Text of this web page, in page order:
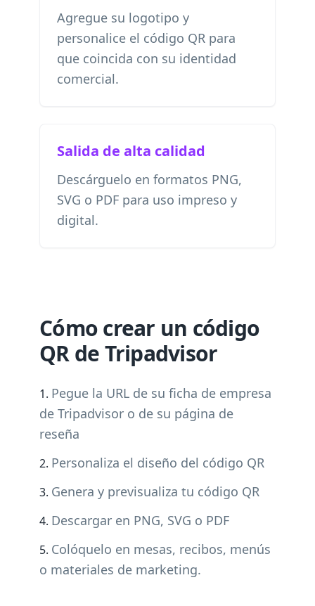
Agregue su logotipo y
personalice el código QR para
que coincida con su identidad
comercial.
Salida de alta calidad
Descárguelo en formatos PNG,
SVG o PDF para uso impreso y
digital.
Cómo crear un código
QR de Tripadvisor
Pegue la URL de su ficha de empresa
de Tripadvisor o de su página de
reseña
Personaliza el diseño del código QR
Genera y previsualiza tu código QR
Descargar en PNG, SVG o PDF
Colóquelo en mesas, recibos, menús
o materiales de marketing.